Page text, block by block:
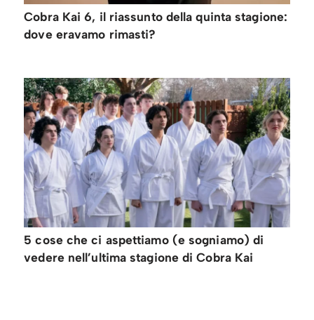
Cobra Kai 6, il riassunto della quinta stagione:
dove eravamo rimasti?
5 cose che ci aspettiamo (e sogniamo) di
vedere nell’ultima stagione di Cobra Kai